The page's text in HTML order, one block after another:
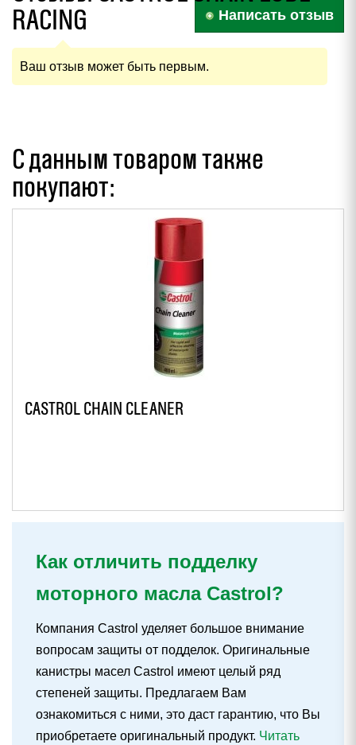
RACING
Написать отзыв
Ваш отзыв может быть первым.
С данным товаром также
покупают:
CASTROL CHAIN CLEANER
Как отличить подделку
моторного масла Castrol?
Компания Castrol уделяет большое внимание
вопросам защиты от подделок. Оригинальные
канистры масел Castrol имеют целый ряд
степеней защиты. Предлагаем Вам
ознакомиться с ними, это даст гарантию, что Вы
приобретаете оригинальный продукт. Читать